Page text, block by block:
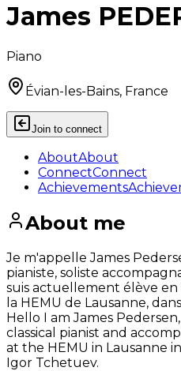
James
Piano
Évian-les-Bains, France
Join to connect
AboutAbout
ConnectConnect
Achievements
About me
Je m'appelle James
pianiste, soliste
suis actuellement élève en
la HEMU de Lausanne,
Hello I am James
classical pianist and
at the HEMU in Lausanne
Igor Tchetuev.